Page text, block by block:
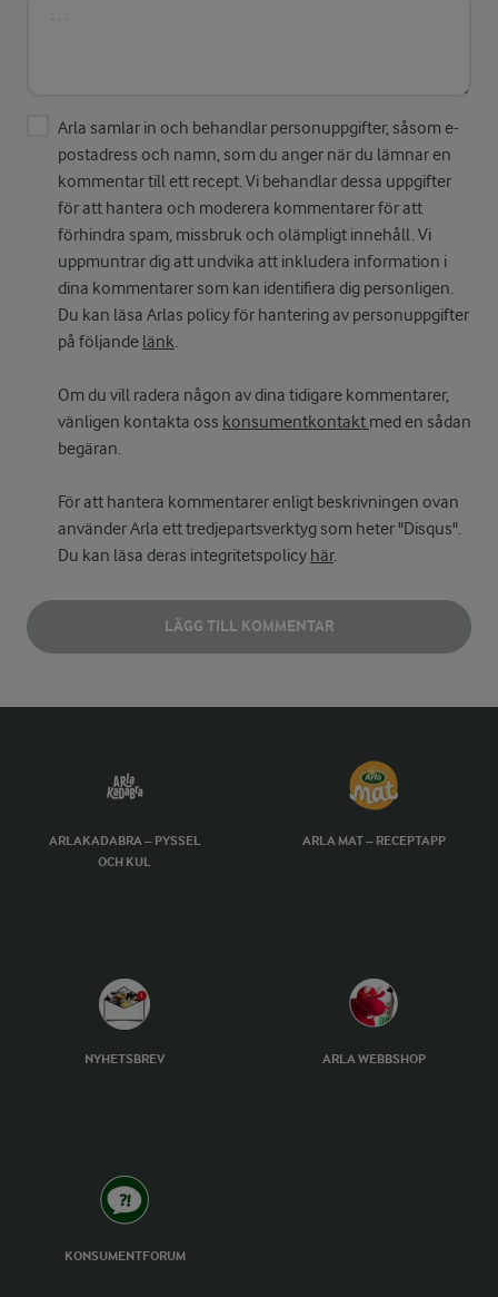
Arla samlar in och behandlar personuppgifter, såsom e-
postadress och namn, som du anger när du lämnar en
kommentar till ett recept. Vi behandlar dessa uppgifter
för att hantera och moderera kommentarer för att
förhindra spam, missbruk och olämpligt innehåll. Vi
uppmuntrar dig att undvika att inkludera information i
dina kommentarer som kan identifiera dig personligen.
Du kan läsa Arlas policy för hantering av personuppgifter
på följande länk.
Om du vill radera någon av dina tidigare kommentarer,
vänligen kontakta oss konsumentkontakt med en sådan
begäran.
För att hantera kommentarer enligt beskrivningen ovan
använder Arla ett tredjepartsverktyg som heter "Disqus".
Du kan läsa deras integritetspolicy här.
LÄGG TILL KOMMENTAR
ARLAKADABRA – PYSSEL
OCH KUL
ARLA MAT – RECEPTAPP
NYHETSBREV ARLA WEBBSHOP
KONSUMENTFORUM